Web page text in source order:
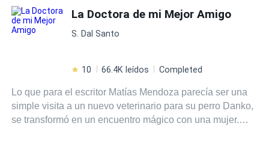
lejos.Cuando el peligro se cierne sobre Abi, Edward hará
todo para mantenerla a salvo, incluso amarla.
Diferencia de Edad Acción
La Doctora de mi Mejor Amigo
S. Dal Santo
10 66.4K leídos Completed
Lo que para el escritor Matías Mendoza parecía ser una
simple visita a un nuevo veterinario para su perro Danko,
se transformó en un encuentro mágico con una mujer.